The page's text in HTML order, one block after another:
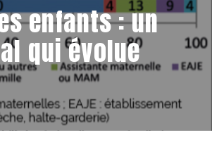
enfants : un
qui évolue